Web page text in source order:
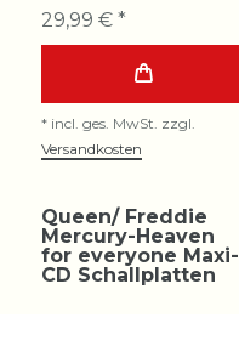
29,99 € *
* incl. ges. MwSt. zzgl.
Versandkosten
Queen/ Freddie
Mercury-Heaven
for everyone Maxi-
CD Schallplatten